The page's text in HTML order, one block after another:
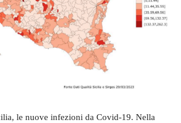
le nuove infezioni da Covid-19. Nella